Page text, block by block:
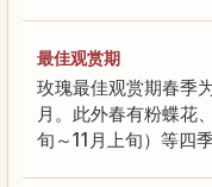
最佳观赏期
玫瑰最佳观赏期春季
月。此外春有粉蝶花
旬～11月上旬）等四